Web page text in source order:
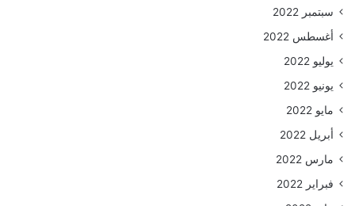
سبتمبر 2022
أغسطس 2022
يوليو 2022
يونيو 2022
مايو 2022
أبريل 2022
مارس 2022
فبراير 2022